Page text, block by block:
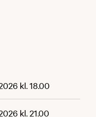
kl. 18.00
kl. 21.00